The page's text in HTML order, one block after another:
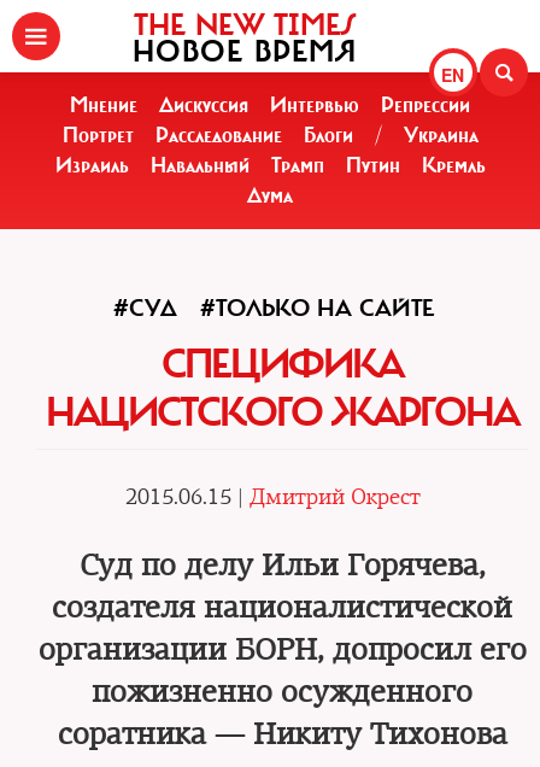
EN
THE NEW TIMES
НОВОЕ ВРЕМЯ
Мнение Дискуссия Интервью
Репрессии
Портрет
Расследование Блоги /
Украина
Израиль
Навальный Трамп Путин
Кремль
Дума
#СУД #ТОЛЬКО НА САЙТЕ
СПЕЦИФИКА
НАЦИСТСКОГО ЖАРГОНА
2015.06.15 | Дмитрий Окрест
Суд по делу Ильи Горячева,
создателя националистической
организации БОРН, допросил его
пожизненно осужденного
соратника — Никиту Тихонова